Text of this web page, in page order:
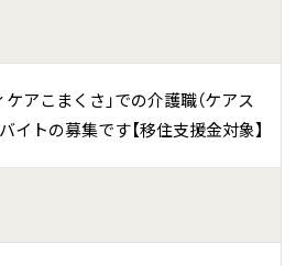
アこまくさ」での介護職（ケアス
イトの募集です【移住支援金対象】